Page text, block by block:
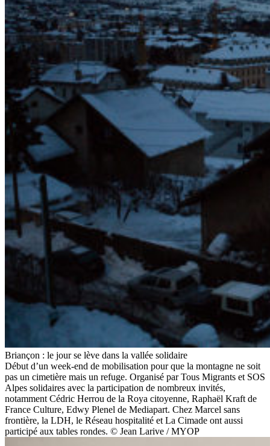
Briançon : le jour se lève dans la vallée solidaire
Début d’un week-end de mobilisation pour que la montagne ne soit
pas un cimetière mais un refuge. Organisé par Tous Migrants et SOS
Alpes solidaires avec la participation de nombreux invités,
notamment Cédric Herrou de la Roya citoyenne, Raphaël Kraft de
France Culture, Edwy Plenel de Mediapart. Chez Marcel sans
frontière, la LDH, le Réseau hospitalité et La Cimade ont aussi
participé aux tables rondes. © Jean Larive / MYOP